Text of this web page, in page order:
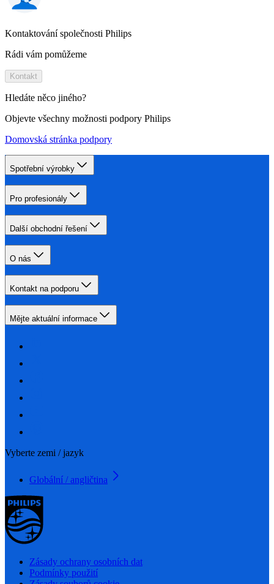
Kontaktování společnosti Philips
Rádi vám pomůžeme
Kontakt
Hledáte něco jiného?
Objevte všechny možnosti podpory Philips
Domovská stránka podpory
Spotřební výrobky
Pro profesionály
Další obchodní řešení
O nás
Kontakt na podporu
Mějte aktuální informace
Vyberte zemi / jazyk
Globální / angličtina
Zásady ochrany osobních dat
Podmínky použití